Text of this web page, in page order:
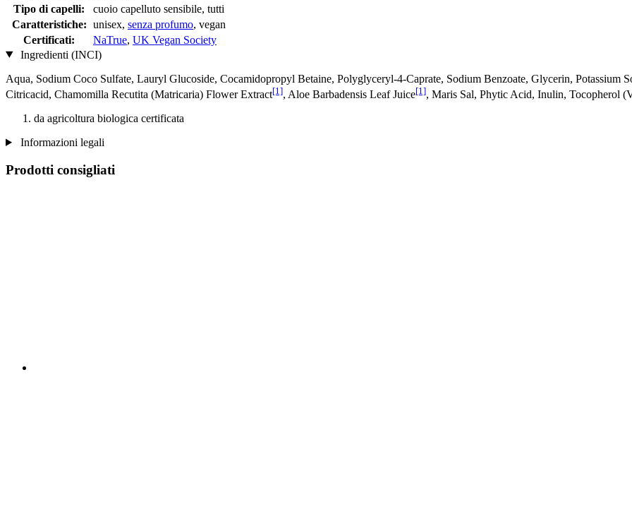
Tipo di capelli:
cuoio capelluto sensibile, tutti
Caratteristiche: unisex, senza profumo, vegan
Certificati:
NaTrue, UK Vegan Society
Ingredienti (INCI)
Aqua, Sodium Coco­ Sulfate, Lauryl Glucoside, Cocamidopropyl Betaine, Polyglyceryl-4-Caprate, Sodium Benzoate, Glycerin, Potassium
Citricacid, Chamomilla Recutita (Matricaria) Flower Extract[1], Aloe Barbadensis Leaf Juice[1], Maris Sal, Phytic Acid, Inulin, Tocopherol
da agricoltura biologica certificata
Informazioni legali
Prodotti consigliati